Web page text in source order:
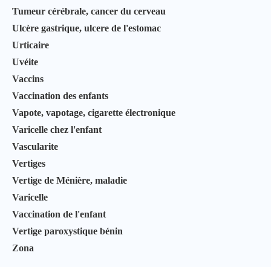
Tumeur cérébrale, cancer du cerveau
Ulcère gastrique, ulcere de l'estomac
Urticaire
Uvéite
Vaccins
Vaccination des enfants
Vapote, vapotage, cigarette électronique
Varicelle chez l'enfant
Vascularite
Vertiges
Vertige de Ménière, maladie
Varicelle
Vaccination de l'enfant
Vertige paroxystique bénin
Zona